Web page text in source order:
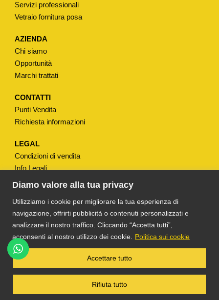
Diamo valore alla tua privacy
Utilizziamo i cookie per migliorare la tua esperienza di
navigazione, offrirti pubblicità o contenuti personalizzati e
analizzare il nostro traffico. Cliccando “Accetta tutti”,
acconsenti al nostro utilizzo dei cookie.
Politica sui cookie
Rifiuta tutto
Accettare tutto
R
O
a
Servizi professionali
Vetraio fornitura posa
AZIENDA
Chi siamo
Opportunità
Marchi trattati
CONTATTI
Punti Vendita
Richiesta informazioni
LEGAL
Condizioni di vendita
Info Legali
Note Legali
TS DACOM
S.R.L. UNIPERSONALE P. IVA
03055900231 © COPYRIGHT 2025 TUTTI I